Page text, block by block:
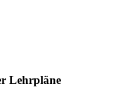
Lehrpläne